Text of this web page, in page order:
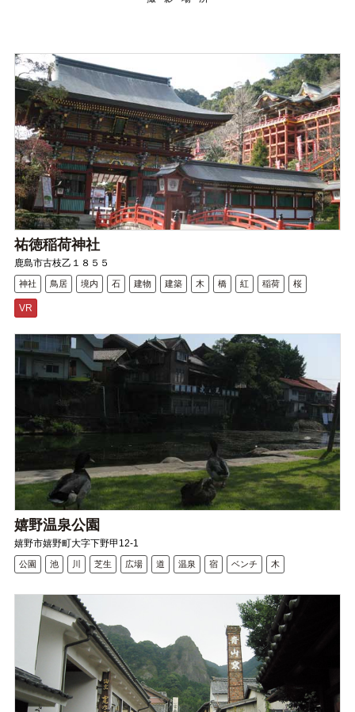
祐徳稲荷神社
鹿島市古枝乙１８５５
神社 鳥居 境内 石 建物 建築 木 橋 紅 稲荷 桜
VR
嬉野温泉公園
嬉野市嬉野町大字下野甲12-1
公園 池 川 芝生 広場 道 温泉 宿 ベンチ 木